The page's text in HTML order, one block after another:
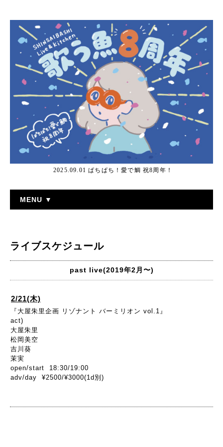
2025.09.01 ぱちぱち！愛で鯛 祝8周年！
MENU ▼
ライブスケジュール
past live(2019年2月〜)
2/21(木)
『大屋朱里企画 リゾナント バーミリオン vol.1』
act)
大屋朱里
松岡美空
吉川葵
茉実
open/start 18:30/19:00
adv/day ¥2500/¥3000(1d別)